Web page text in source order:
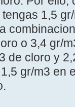
1,5
o 3,4 gr/
de cloro y
gr/m3 en